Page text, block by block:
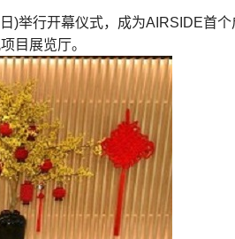
)举行开幕仪式，成为AIRSIDE首个
目展览厅。